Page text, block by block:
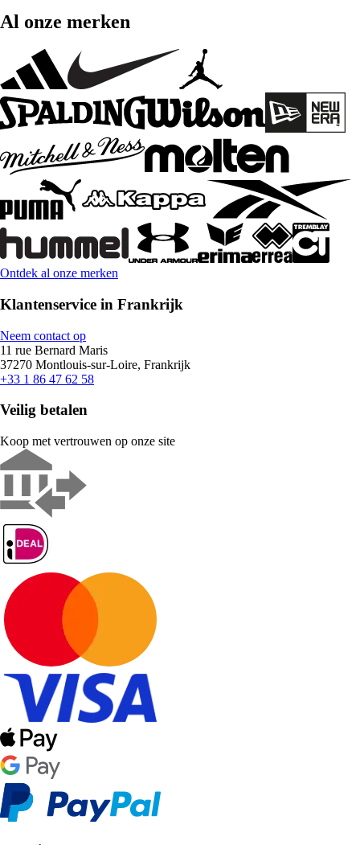
Al onze merken
Ontdek al onze merken
Klantenservice in Frankrijk
Neem contact op
11 rue Bernard Maris
37270 Montlouis-sur-Loire, Frankrijk
+33 1 86 47 62 58
Veilig betalen
Koop met vertrouwen op onze site